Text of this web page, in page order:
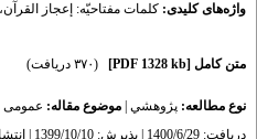
واژه‌های کلیدی: کلمات مفتاحیّه: إعجاز القرآن،
متن کامل [PDF 1328 kb] (۳۷۰ دریافت)
نوع مطالعه: پژوهشي موضوع مقاله: عمومى
دریافت: 1400/6/29 | پذیرش: 1399/10/10 | انتشار: 1399/10/10